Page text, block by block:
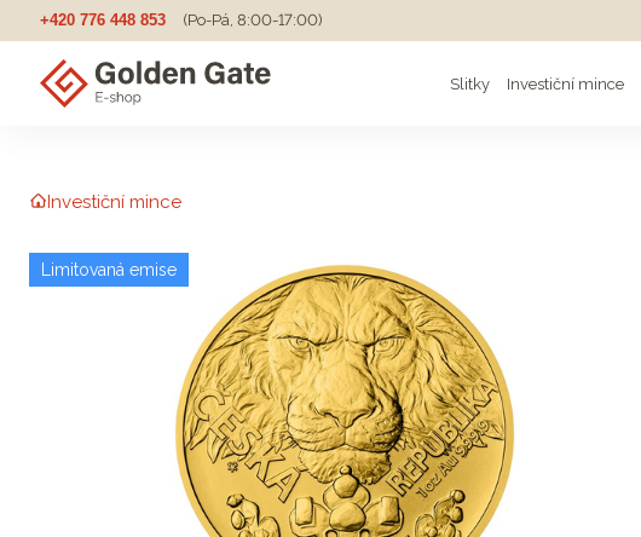
+420 776 448 853 (Po-Pá, 8:00-17:00)
Slitky Investiční mince
Investiční mince
Limitovaná emise